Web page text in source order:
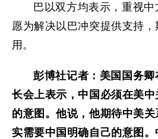
巴以双方均表示，重视
愿为解决以巴冲突提供支持
用。
彭博社记者：美国国务
长会上表示，中国必须在美
的意图。他说，他期待中美
实需要中国明确自己的意图